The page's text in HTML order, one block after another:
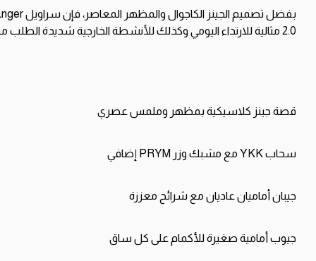
بفضل تصميم الجينز الكاجوال والمظهر المعاصر، فإن سراويل
2.0 مثاليةللارتداءاليومي وكذلكللأنشطةالخارجية شديدةالطلب
قصة جينز كلاسيكية بمظهر وملمس عصري
سحاب مع مشبك وزر إضافي
جيبان أماميان عاديان مع شرائح معززة
جيوب أمامية صغيرةللأكمام على كل ساق